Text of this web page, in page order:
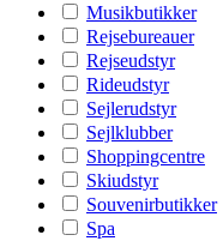
Musikbutikker
Rejsebureauer
Rejseudstyr
Rideudstyr
Sejlerudstyr
Sejlklubber
Shoppingcentre
Skiudstyr
Souvenirbutikker
Spa